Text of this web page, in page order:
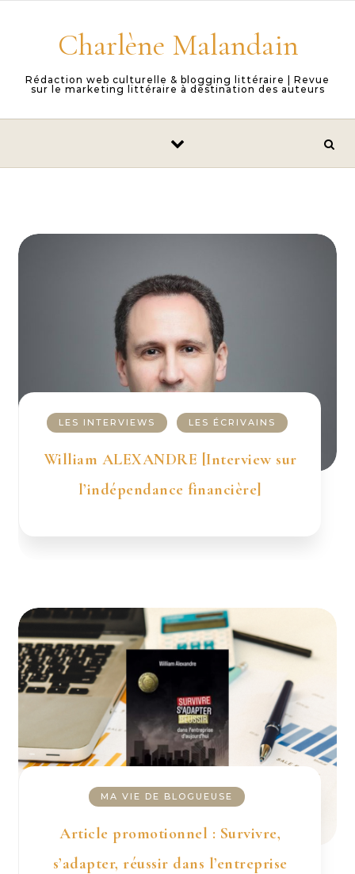
Charlène Malandain
Rédaction web culturelle & blogging littéraire | Revue
sur le marketing littéraire à destination des auteurs
LES INTERVIEWS LES ÉCRIVAINS
William ALEXANDRE [Interview sur
l’indépendance financière]
MA VIE DE BLOGUEUSE
Article promotionnel : Survivre,
s’adapter, réussir dans l’entreprise